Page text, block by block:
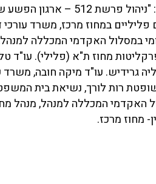
השתלמות תעודה משפט פלילי 8 מפגשים – מפגש שני
במחוז מרכז, משרד עורכי
במסלול האקדמי המכללה
מחוז ת"א (פלילי). עו"ד
גרידיש. עו"ד מיקה חובה, משרד
רות לורך, נשיאת בית
האקדמי המכללה למנהל, מנהל
מחוז מרכז.